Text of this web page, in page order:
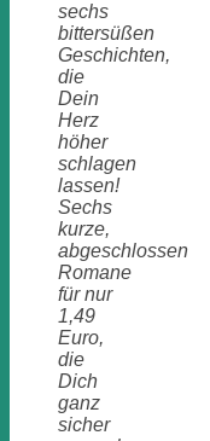
sechs
bittersüßen
Geschichten,
die
Dein
Herz
höher
schlagen
lassen!
Sechs
kurze,
abgeschlossen
Romane
für nur
1,49
Euro,
die
Dich
ganz
sicher